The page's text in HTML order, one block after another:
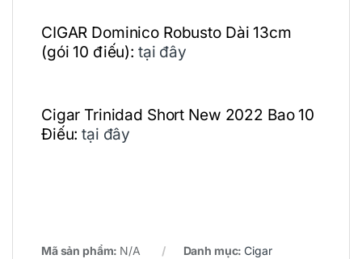
CIGAR Dominico Robusto Dài 13cm
(gói 10 điếu): tại đây
Cigar Trinidad Short New 2022 Bao 10
Điếu:tại đây
Mã sản phẩm: N/A Danh mục:Cigar